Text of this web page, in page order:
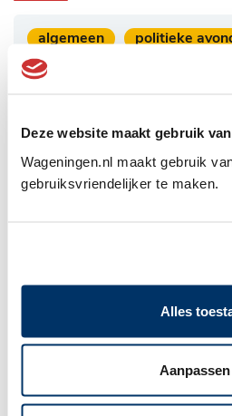
Deze website maakt gebruik
Wageningen.nl maakt gebruik
gebruiksvriendelijker te maken.
Alles
Aanpassen
Kennismaking en
Locatie Stadhuis, Markt 22
Geplaatst
in
categorie:
algemeen politieke
29 september 2026
Stadhuis, Markt 22
Geplaatst
categorie:
algemeen politieke